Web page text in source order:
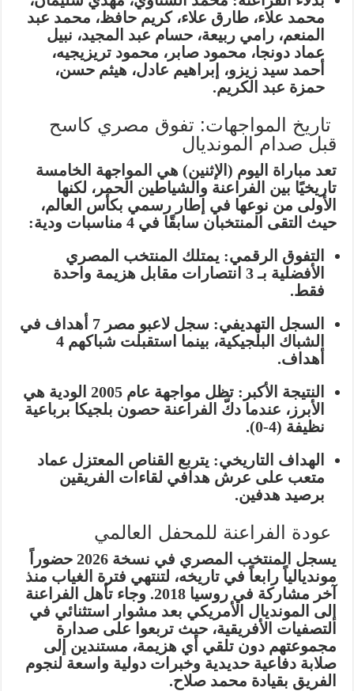
محمد علاء، طارق علاء، كريم حافظ، محمد عبد
المنعم، رامي ربيعة، حسام عبد المجيد، نبيل
عماد دونجا، محمود صابر، محمود تريزيجيه،
أحمد سيد زيزو، إبراهيم عادل، هيثم حسن،
حمزة عبد الكريم.
تاريخ المواجهات: تفوق مصري كاسح
قبل صدام المونديال
تعد مباراة اليوم (الإثنين) هي المواجهة الخامسة
تاريخيًا بين الفراعنة والشياطين الحمر، لكنها
الأولى من نوعها في إطار رسمي بكأس العالم،
حيث التقى المنتخبان سابقًا في 4 مناسبات ودية:
التفوق الرقمي: يمتلك المنتخب المصري
الأفضلية بـ3 انتصارات
مقابل هزيمة واحدة
فقط.
السجل التهديفي:
سجل لاعبو مصر 7 أهداف في
الشباك البلجيكية، بينما استقبلت شباكهم 4
أهداف.
النتيجة الأكبر:
تظل مواجهة عام 2005 الودية هي
الأبرز، عندما دكّ الفراعنة حصون بلجيكا برباعية
نظيفة (4-0).
الهداف التاريخي: يتربع القناص المعتزل عماد
متعب على عرش هدافي لقاءات الفريقين
برصيد هدفين.
عودة الفراعنة للمحفل العالمي
يسجل المنتخب المصري في نسخة 2026
حضوراً
مونديالياً رابعاً في تاريخه، لتنتهي فترة الغياب منذ
آخر مشاركة في روسيا 2018. وجاء تأهل الفراعنة
إلى المونديال الأمريكي بعد مشوار استثنائي في
التصفيات الأفريقية، حيث تربعوا على صدارة
مجموعتهم دون تلقي أي هزيمة، مستندين إلى
صلابة دفاعية حديدية وخبرات دولية واسعة لنجوم
الفريق بقيادة محمد صلاح.